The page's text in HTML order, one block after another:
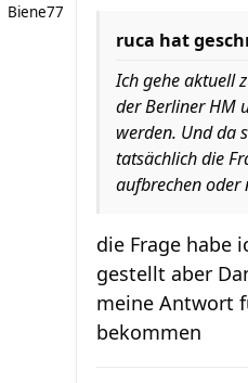
Biene77
ruca hat
Ich gehe aktuell
der Berliner HM
werden. Und da
tatsächlich die
aufbrechen oder
die Frage habe
gestellt aber
meine Antwort
bekommen